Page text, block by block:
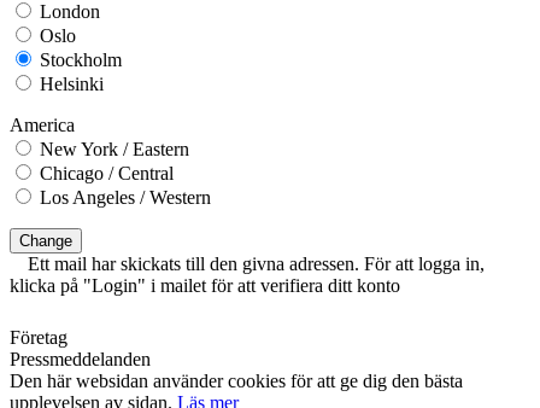
London
Oslo
Stockholm
Helsinki
America
New York / Eastern
Chicago / Central
Los Angeles / Western
Change
Ett mail har skickats till den givna adressen. För att logga in,
klicka på "Login" i mailet för att verifiera ditt konto
Företag
Pressmeddelanden
Den här websidan använder cookies för att ge dig den bästa
upplevelsen av sidan. Läs mer